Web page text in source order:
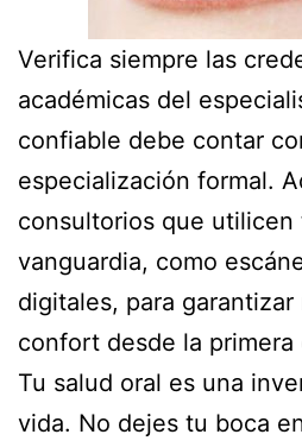
Verifica siempre las
académicas del
confiable debe contar
especialización formal.
consultorios que utilicen
vanguardia, como
digitales, para
confort desde la primera
Tu salud oral es una
vida. No dejes tu boca